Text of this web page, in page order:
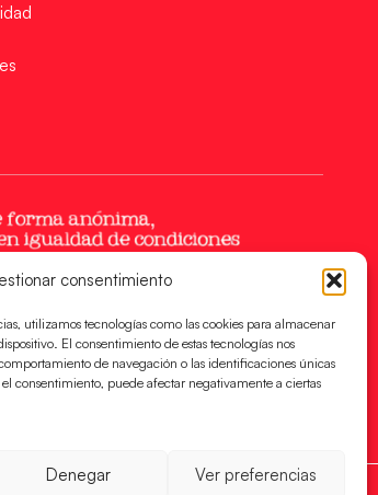
consentimiento
utilizamos tecnologías como las cookies para almacenar
El consentimiento de estas tecnologías nos
de navegación o las identificaciones únicas
consentimiento, puede afectar negativamente a ciertas
Denegar Ver preferencias